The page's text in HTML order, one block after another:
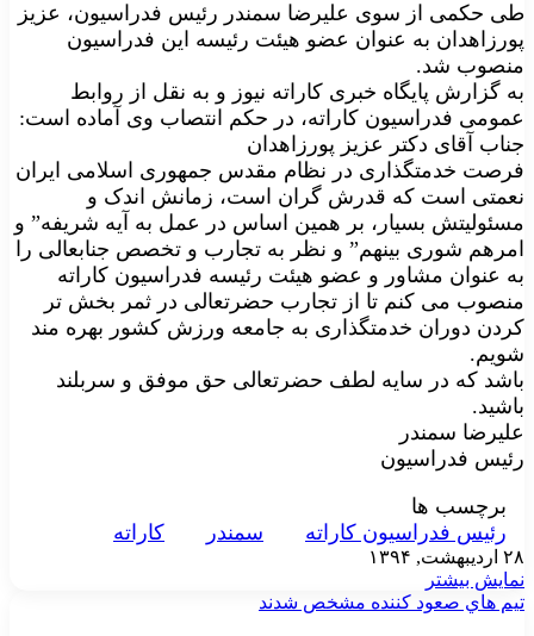
طی حکمی از سوی علیرضا سمندر رئیس فدراسیون، عزیز
پورزاهدان به عنوان عضو هیئت رئیسه این فدراسیون
منصوب شد.
به گزارش پایگاه خبری کاراته نیوز و به نقل از روابط
عمومی فدراسیون کاراته، در حکم انتصاب وی آماده است:
جناب آقای دکتر عزیز پورزاهدان
فرصت خدمتگذاری در نظام مقدس جمهوری اسلامی ایران
نعمتی است که قدرش گران است، زمانش اندک و
مسئولیتش بسیار، بر همین اساس در عمل به آیه شریفه” و
امرهم شوری بینهم” و نظر به تجارب و تخصص جنابعالی را
به عنوان مشاور و عضو هیئت رئیسه فدراسیون کاراته
منصوب می کنم تا از تجارب حضرتعالی در ثمر بخش تر
کردن دوران خدمتگذاری به جامعه ورزش کشور بهره مند
شویم.
باشد که در سایه لطف حضرتعالی حق موفق و سربلند
باشید.
علیرضا سمندر
رئیس فدراسیون
برچسب ها
رئيس فدراسيون کاراته
سمندر کاراته
۲۸ اردیبهشت, ۱۳۹۴
نمایش بیشتر
تيم هاي صعود كننده مشخص شدند